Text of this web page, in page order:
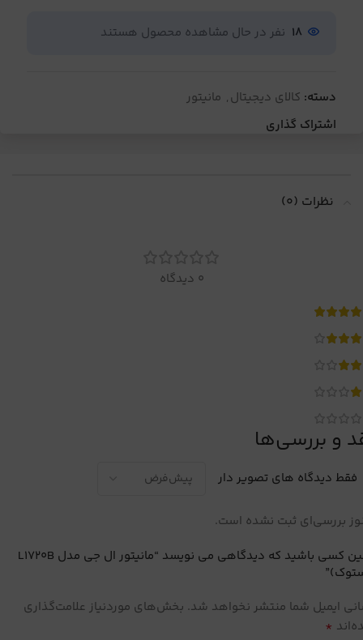
18 نفر در حال مشاهده محصول هستند
دسته: کالای دیجیتال, مانیتور
اشتراک گذاری
نظرات (0)
0 دیدگاه
و بررسی‌ها
فقط دیدگاه های تصویر دار
بررسی‌ای ثبت نشده است.
اولین کسی باشید که دیدگاهی می نویسد “مانیتور ال جی مدل L1720B
ایمیل شما منتشر نخواهد شد. بخش‌های موردنیاز علامت‌گذاری
*